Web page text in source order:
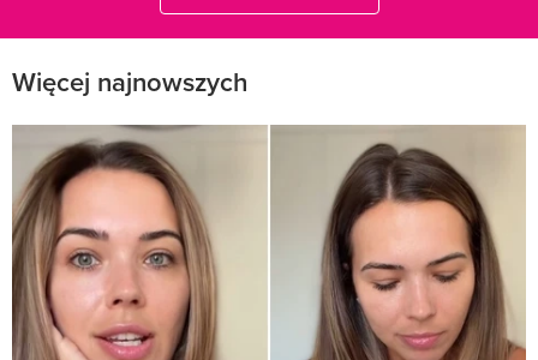
Więcej najnowszych